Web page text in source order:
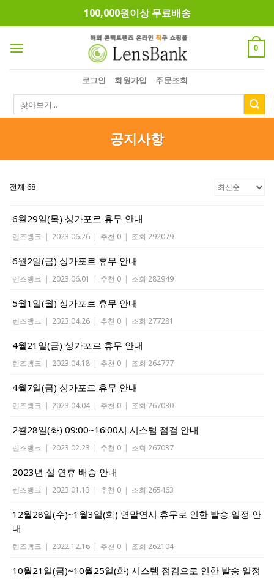
100,000원이상 무료배송
0
로그인 회원가입 주문조회
색:
공지사항
전체 68
6월29일(목) 싱가포르 휴무 안내
렌즈뱅크 | 2023.06.26 | 추천 0 | 조회 292079
6월2일(금) 싱가포르 휴무 안내
렌즈뱅크 | 2023.06.01 | 추천 0 | 조회 282949
5월1일(월) 싱가포르 휴무 안내
렌즈뱅크 | 2023.04.26 | 추천 0 | 조회 277281
4월21일(금) 싱가포르 휴무 안내
렌즈뱅크 | 2023.04.18 | 추천 0 | 조회 264777
4월7일(금) 싱가포르 휴무 안내
렌즈뱅크 | 2023.04.04 | 추천 0 | 조회 267030
2월28일(화) 09:00~16:00시 시스템 점검 안내
렌즈뱅크 | 2023.02.23 | 추천 0 | 조회 267037
2023년 설 연휴 배송 안내
렌즈뱅크 | 2023.01.13 | 추천 0 | 조회 265463
12월28일(수)~1월3일(화) 연말연시 휴무로 인한 발송 일정 안
내
렌즈뱅크 | 2022.12.16 | 추천 0 | 조회 262104
10월21일(금)~10월25일(화) 시스템 점검으로 인한 발송 일정